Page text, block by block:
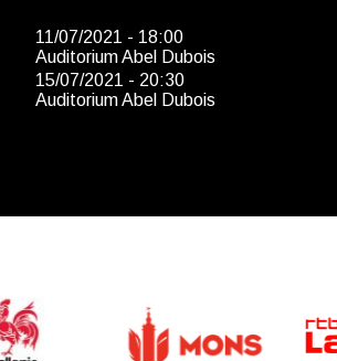
11/07/2021 - 18:00
Auditorium Abel Dubois
15/07/2021 - 20:30
Auditorium Abel Dubois